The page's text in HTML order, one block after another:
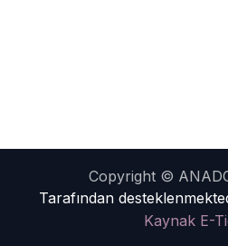
Copyright ©
Tarafından
Kaynak E-